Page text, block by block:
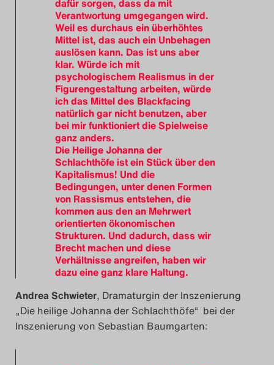
Verantwortung umgegangen wird.
Weil es durchaus ein überhöhtes
Mittel ist, das auch ein Unbehagen
auslösen kann. Das ist uns aber
klar. Würde ich mit
psychologischem Realismus in der
Figurengestaltung arbeiten, würde
ich das Mittel des Blackfacing
natürlich gar nicht benutzen, aber
bei mir funktioniert die Spielweise
ganz anders.
Die Heilige Johanna der
Schlachthöfe ist ein Stück über den
Kapitalismus! Und die
Bedingungen, unter denen Formen
von Rassismus entstehen, die
kommen aus den an Mehrwert
orientierten ökonomischen
Strukturen. Und dadurch, dass wir
Brecht machen und diese
Verhältnisse angreifen, haben wir
dazu eine ganz klare Haltung.
Andrea Schwieter, Dramaturgin der Inszenierung
„Die heilige Johanna der Schlachthöfe“ bei der
Inszenierung von Sebastian Baumgarten: